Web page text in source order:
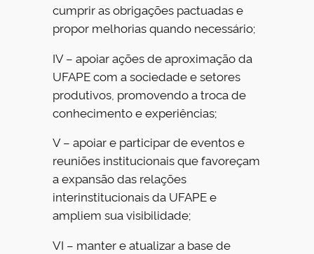
cumprir as obrigações pactuadas e
propor melhorias quando necessário;
IV – apoiar ações de aproximação da
UFAPE com a sociedade e setores
produtivos, promovendo a troca de
conhecimento e experiências;
V – apoiar e participar de eventos e
reuniões institucionais que favoreçam
a expansão das relações
interinstitucionais da UFAPE e
ampliem sua visibilidade;
VI – manter e atualizar a base de